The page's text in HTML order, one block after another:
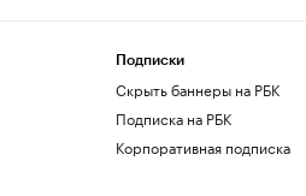
Подписки
Скрыть баннеры на РБК
Подписка на РБК
Корпоративная подписка